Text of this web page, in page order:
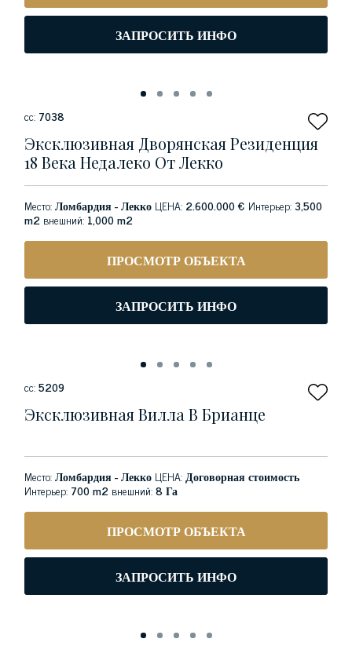
ЗАПРОСИТЬ ИНФО
сс: 7038
Эксклюзивная Дворянская Резиденция
18 Века Недалеко От Лекко
Место:Ломбардия - Лекко ЦЕНА: 2.600.000 € Интерьер:3,500
m2 внешний: 1,000 m2
ПРОСМОТР ОБЪЕКТА
ЗАПРОСИТЬ ИНФО
сс:5209
Эксклюзивная Вилла В Брианце
Место:Ломбардия - Лекко ЦЕНА:Договорная стоимость
Интерьер: 700 m2 внешний:8 Га
ПРОСМОТР ОБЪЕКТА
ЗАПРОСИТЬ ИНФО